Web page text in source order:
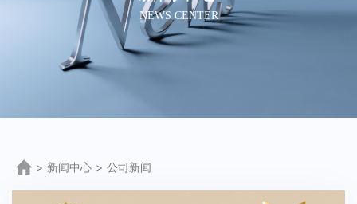
NEWS CENTER
> 新闻中心 > 公司新闻